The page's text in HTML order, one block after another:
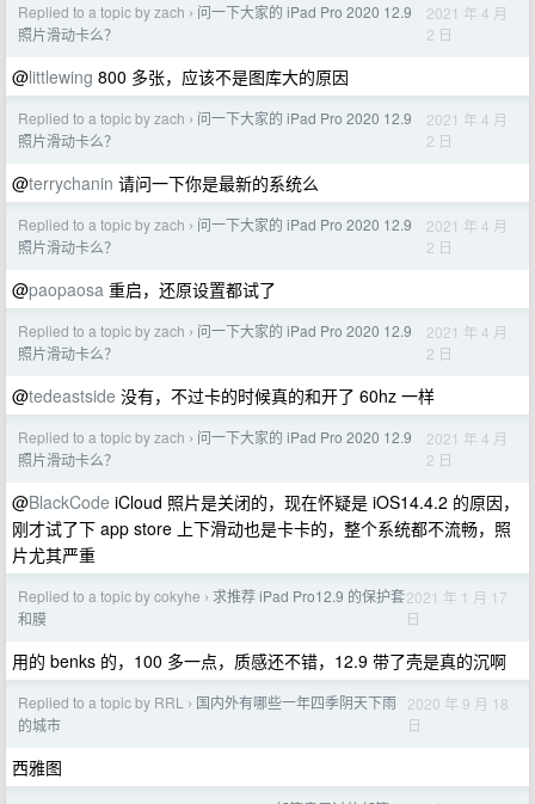
Replied to a topic by zach › 问一下大家的 iPad Pro 2020 12.9
照片滑动卡么？
2021 年 4 月
2 日
@littlewing 800 多张，应该不是图库大的原因
Replied to a topic by zach › 问一下大家的 iPad Pro 2020 12.9
照片滑动卡么？
2021 年 4 月
2 日
@terrychanin 请问一下你是最新的系统么
Replied to a topic by zach › 问一下大家的 iPad Pro 2020 12.9
照片滑动卡么？
2021 年 4 月
2 日
@paopaosa 重启，还原设置都试了
Replied to a topic by zach › 问一下大家的 iPad Pro 2020 12.9
照片滑动卡么？
2021 年 4 月
2 日
@tedeastside 没有，不过卡的时候真的和开了 60hz 一样
Replied to a topic by zach › 问一下大家的 iPad Pro 2020 12.9
照片滑动卡么？
2021 年 4 月
2 日
@BlackCode iCloud 照片是关闭的，现在怀疑是 iOS14.4.2 的原因，
刚才试了下 app store 上下滑动也是卡卡的，整个系统都不流畅，照
片尤其严重
Replied to a topic by cokyhe › 求推荐 iPad Pro12.9 的保护套
和膜
2021 年 1 月 17
日
用的 benks 的，100 多一点，质感还不错，12.9 带了壳是真的沉啊
Replied to a topic by RRL › 国内外有哪些一年四季阴天下雨
的城市
2020 年 9 月 18
日
西雅图